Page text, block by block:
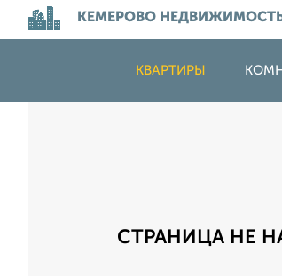
КЕМЕРОВО
КВАРТИРЫ
СТРАНИЦА НЕ